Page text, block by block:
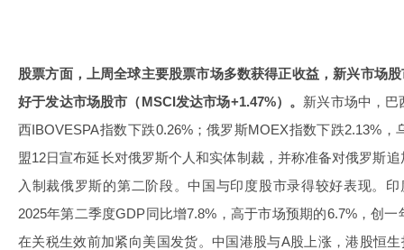
股票方面，上周全球主要股票市场多数获得正收益，新兴市场
好于发达市场股市（MSCI发达市场+1.47%）。 新兴市场中，
西IBOVESPA指数下跌0.26%；俄罗斯MOEX指数下跌2.13%
盟12日宣布延长对俄罗斯个人和实体制裁，并称准备对俄罗斯
入制裁俄罗斯的第二阶段。中国与印度股市录得较好表现。
2025年第二季度GDP同比增7.8%，高于市场预期的6.7%，创
在关税生效前加紧向美国发货。中国港股与A股上涨，港股恒